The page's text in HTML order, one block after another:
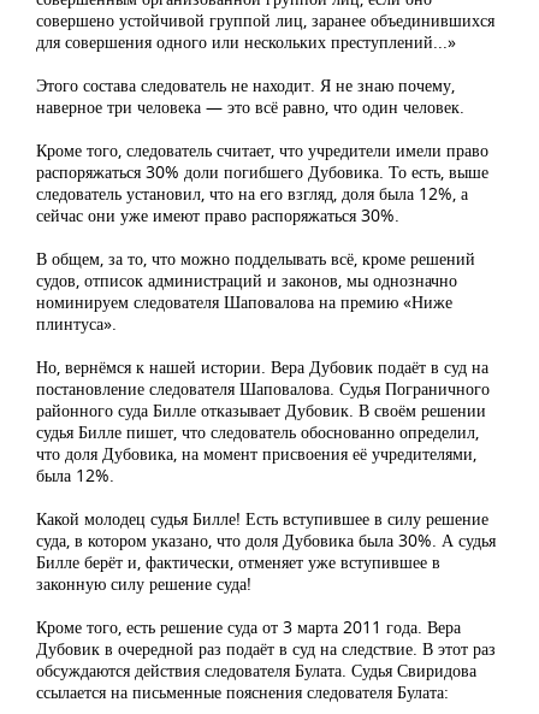
совершено устойчивой группой лиц, заранее объединившихся
для совершения одного или нескольких преступлений...»
Этого состава следователь не находит. Я не знаю почему,
наверное три человека — это всё равно, что один человек.
Кроме того, следователь считает, что учредители имели право
распоряжаться 30% доли погибшего Дубовика. То есть, выше
следователь установил, что на его взгляд, доля была 12%, а
сейчас они уже имеют право распоряжаться 30%.
В общем, за то, что можно подделывать всё, кроме решений
судов, отписок администраций и законов, мы однозначно
номинируем следователя Шаповалова на премию «Ниже
плинтуса».
Но, вернёмся к нашей истории. Вера Дубовик подаёт в суд на
постановление следователя Шаповалова. Судья Пограничного
районного суда Билле отказывает Дубовик. В своём решении
судья Билле пишет, что следователь обоснованно определил,
что доля Дубовика, на момент присвоения её учредителями,
была 12%.
Какой молодец судья Билле! Есть вступившее в силу решение
суда, в котором указано, что доля Дубовика была 30%. А судья
Билле берёт и, фактически, отменяет уже вступившее в
законную силу решение суда!
Кроме того, есть решение суда от 3 марта 2011 года. Вера
Дубовик в очередной раз подаёт в суд на следствие. В этот раз
обсуждаются действия следователя Булата. Судья Свиридова
ссылается на письменные пояснения следователя Булата: